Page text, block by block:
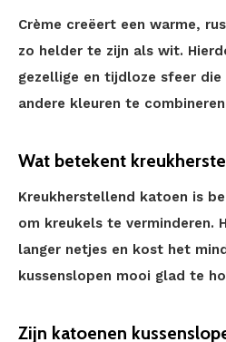
Crème creëert een warme,
zo helder te zijn als wit.
gezellige en tijdloze sfeer
andere kleuren te
Wat betekent
Kreukherstellend katoen is
om kreukels te
langer netjes en kost het
kussenslopen mooi glad te
Zijn katoenen